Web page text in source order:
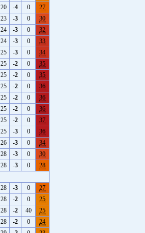
20 -4 0
27
23 -3 0
30
24 -3 0
32
24 -3 0
33
25 -3 0
34
25 -2 0
35
25 -2 0
35
25 -2 0
36
25 -2 0
36
25 -2 0
36
25 -2 0
37
25 -3 0
36
26 -3 0
34
28 -3 0
30
28 -3 0
28
28 -3 0
27
28 -2 0
25
28 -2 40
25
28 -2 0
24